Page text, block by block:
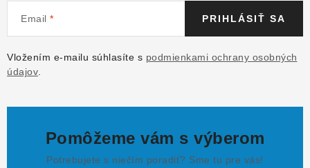
Email
Vložením e-mailu súhlasíte s podmienkami ochrany osobných
údajov
PRIHLÁSIŤ SA
Pomôžeme vám s výberom
Potrebujete s niečím poradiť? Sme tu pre vás!